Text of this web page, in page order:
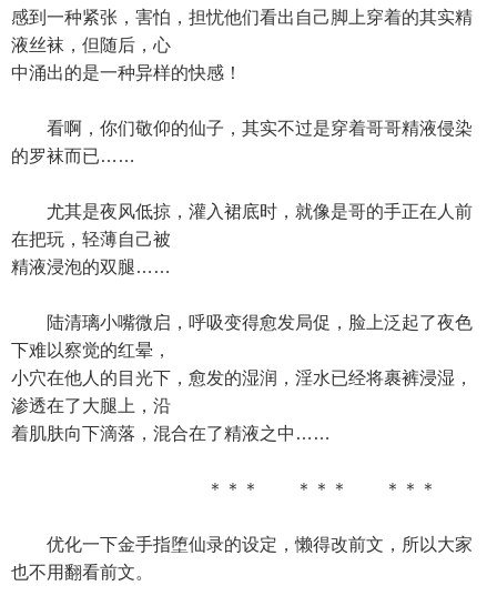
感到一种紧张，害怕，担忧他们看出自己脚上穿着的其实精
液丝袜，但随后，心
中涌出的是一种异样的快感！
看啊，你们敬仰的仙子，其实不过是穿着哥哥精液侵染
的罗袜而已……
尤其是夜风低掠，灌入裙底时，就像是哥的手正在人前
在把玩，轻薄自己被
精液浸泡的双腿……
陆清璃小嘴微启，呼吸变得愈发局促，脸上泛起了夜色
下难以察觉的红晕，
小穴在他人的目光下，愈发的湿润，淫水已经将裹裤浸湿，
渗透在了大腿上，沿
着肌肤向下滴落，混合在了精液之中……
＊＊＊ ＊＊＊ ＊＊＊
优化一下金手指堕仙录的设定，懒得改前文，所以大家
也不用翻看前文。